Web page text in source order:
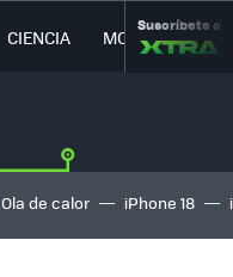
CIENCIA MOVILIDAD
Suscríbete a
Ola de calor iPhone 18